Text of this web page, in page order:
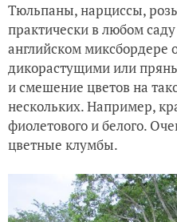
Тюльпаны, нарциссы,
практически в любом
английском миксбордере
дикорастущими или
и смешение цветов на
нескольких. Например,
фиолетового и белого.
цветные клумбы.